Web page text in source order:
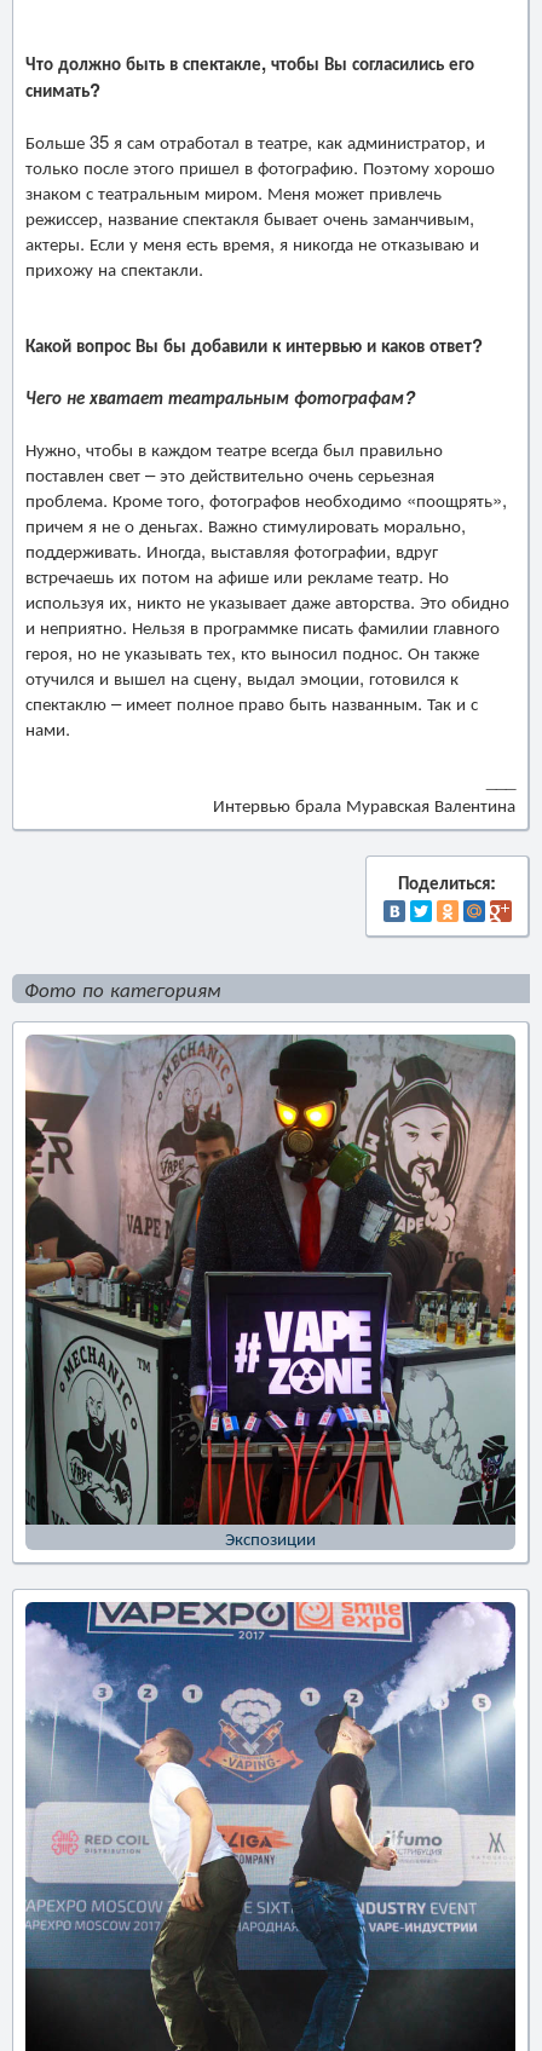
Что должно быть в спектакле, чтобы Вы согласились его
снимать?
Больше 35 я сам отработал в театре, как администратор, и
только после этого пришел в фотографию. Поэтому хорошо
знаком с театральным миром. Меня может привлечь
режиссер, название спектакля бывает очень заманчивым,
актеры. Если у меня есть время, я никогда не отказываю и
прихожу на спектакли.
Какой вопрос Вы бы добавили к интервью и каков ответ?
Чего не хватает театральным фотографам?
Нужно, чтобы в каждом театре всегда был правильно
поставлен свет – это действительно очень серьезная
проблема. Кроме того, фотографов необходимо «поощрять»,
причем я не о деньгах. Важно стимулировать морально,
поддерживать. Иногда, выставляя фотографии, вдруг
встречаешь их потом на афише или рекламе театр. Но
используя их, никто не указывает даже авторства. Это обидно
и неприятно. Нельзя в программке писать фамилии главного
героя, но не указывать тех, кто выносил поднос. Он также
отучился и вышел на сцену, выдал эмоции, готовился к
спектаклю – имеет полное право быть названным. Так и с
нами.
Интервью брала Муравская Валентина
Поделиться:
Фото по категориям
Экспозиции